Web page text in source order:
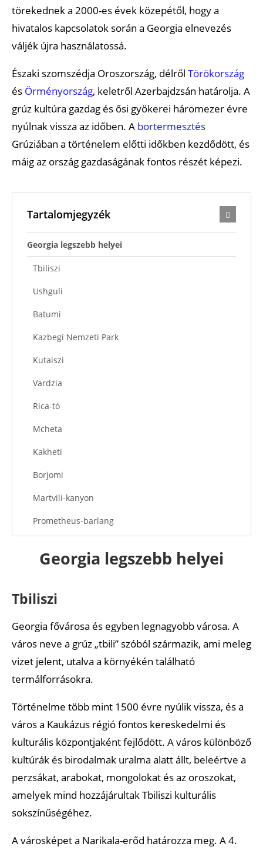
törekednek a 2000-es évek közepétől, hogy a
hivatalos kapcsolatok során a Georgia elnevezés
váljék újra használatossá.
Északi szomszédja Oroszország, délről Törökország
és Örményország, keletről Azerbajdzsán határolja. A
grúz kultúra gazdag és ősi gyökerei háromezer évre
nyúlnak vissza az időben. A bortermesztés
Grúziában a történelem előtti időkben kezdődött, és
máig az ország gazdaságának fontos részét képezi.
Tartalomjegyzék
Georgia legszebb helyei
Tbiliszi
Ushguli
Batumi
Kazbegi Nemzeti Park
Kutaiszi
Vardzia
Rica-tó
Mcheta
Kakheti
Borjomi
Martvili-kanyon
Prometheus-barlang
Ajánlott cikkek
Georgia legszebb helyei
Tbiliszi
Georgia fővárosa és egyben legnagyobb városa. A
város neve a grúz „tbili” szóból származik, ami meleg
vizet jelent, utalva a környékén található
termálforrásokra.
Történelme több mint 1500 évre nyúlik vissza, és a
város a Kaukázus régió fontos kereskedelmi és
kulturális központjaként fejlődött. A város különböző
kultúrák és birodalmak uralma alatt állt, beleértve a
perzsákat, arabokat, mongolokat és az oroszokat,
amelyek mind hozzájárultak Tbiliszi kulturális
sokszínűségéhez.
A városképet a Narikala-erőd határozza meg. A 4.